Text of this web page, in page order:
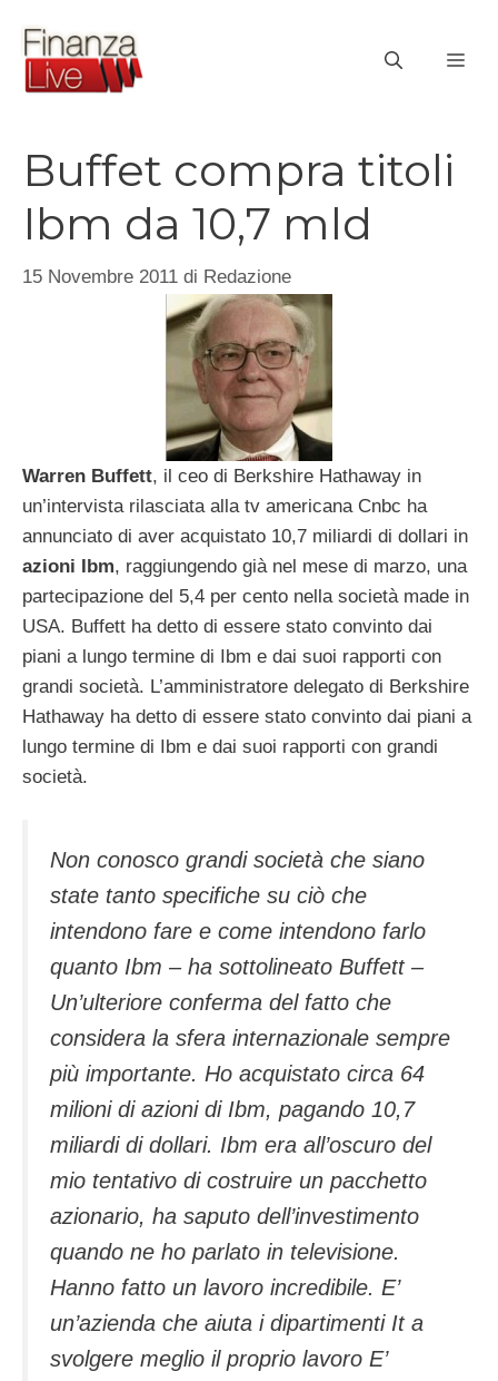
contenuto
Buffet compra titoli
Ibm da 10,7 mld
15 Novembre 2011 di Redazione
Warren Buffett, il ceo di Berkshire Hathaway in
un’intervista rilasciata alla tv americana Cnbc ha
annunciato di aver acquistato 10,7 miliardi di dollari in
azioni Ibm, raggiungendo già nel mese di marzo, una
partecipazione del 5,4 per cento nella società made in
USA. Buffett ha detto di essere stato convinto dai
piani a lungo termine di Ibm e dai suoi rapporti con
grandi società. L’amministratore delegato di Berkshire
Hathaway ha detto di essere stato convinto dai piani a
lungo termine di Ibm e dai suoi rapporti con grandi
società.
Non conosco grandi società che siano
state tanto specifiche su ciò che
intendono fare e come intendono farlo
quanto Ibm – ha sottolineato Buffett –
Un’ulteriore conferma del fatto che
considera la sfera internazionale sempre
più importante. Ho acquistato circa 64
milioni di azioni di Ibm, pagando 10,7
miliardi di dollari. Ibm era all’oscuro del
mio tentativo di costruire un pacchetto
azionario, ha saputo dell’investimento
quando ne ho parlato in televisione.
Hanno fatto un lavoro incredibile. E’
un’azienda che aiuta i dipartimenti It a
svolgere meglio il proprio lavoro E’